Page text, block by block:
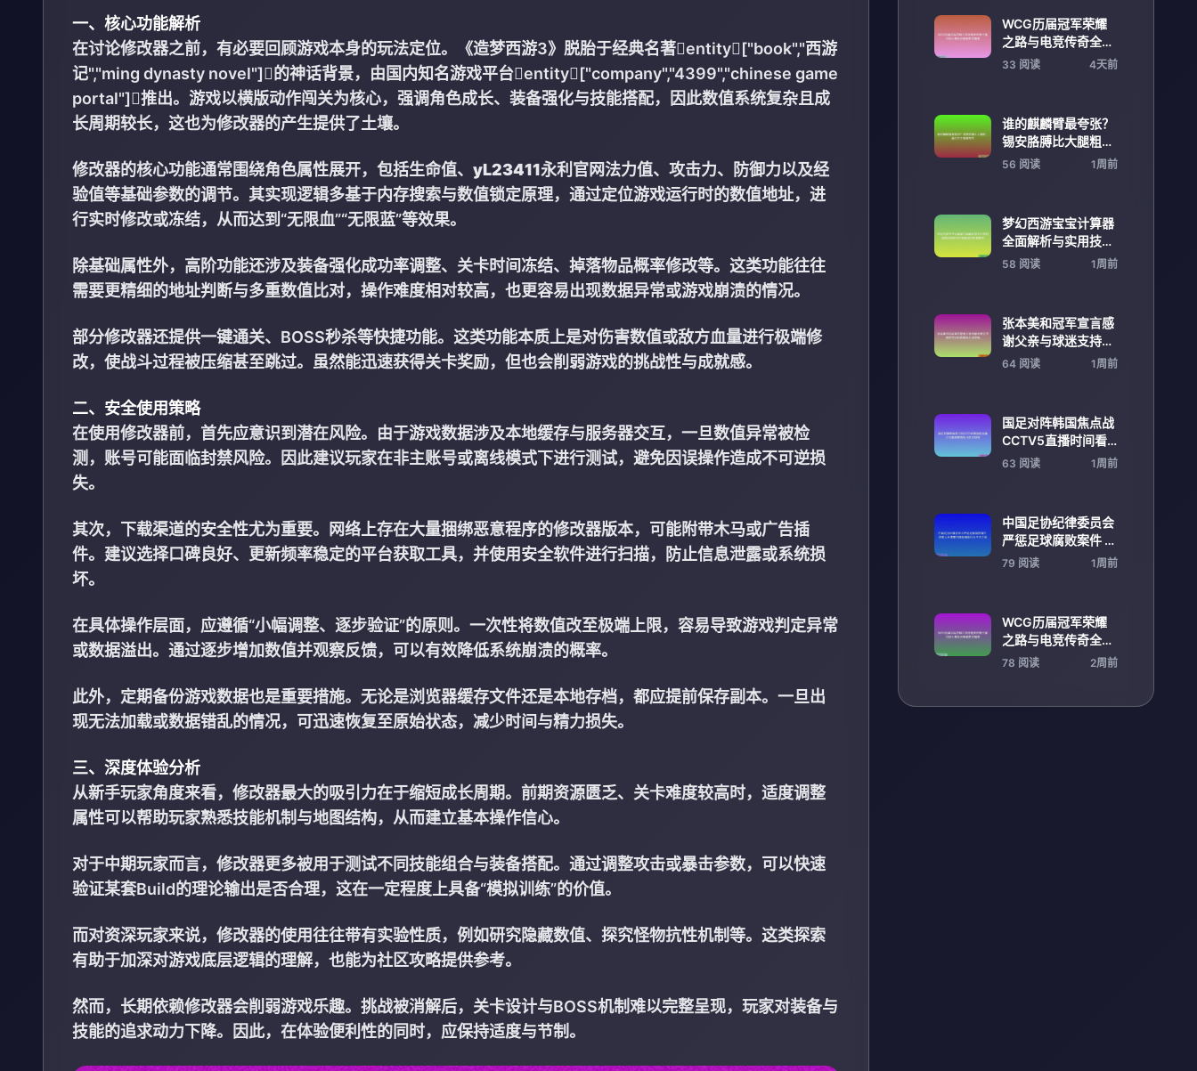
一、核心功能解析
在讨论修改器之前，有必要回顾游戏本身的玩法定位。《造梦西游3》脱胎于经典名著entity["book","西游
记","ming dynasty novel"]的神话背景，由国内知名游戏平台entity["company","4399","chinese game
portal"]推出。游戏以横版动作闯关为核心，强调角色成长、装备强化与技能搭配，因此数值系统复杂且成
长周期较长，这也为修改器的产生提供了土壤。
修改器的核心功能通常围绕角色属性展开，包括生命值、 yL23411永利官网法力值、攻击力、防御力以及经
验值等基础参数的调节。其实现逻辑多基于内存搜索与数值锁定原理，通过定位游戏运行时的数值地址，进
行实时修改或冻结，从而达到“无限血”“无限蓝”等效果。
除基础属性外，高阶功能还涉及装备强化成功率调整、关卡时间冻结、掉落物品概率修改等。这类功能往往
需要更精细的地址判断与多重数值比对，操作难度相对较高，也更容易出现数据异常或游戏崩溃的情况。
部分修改器还提供一键通关、BOSS秒杀等快捷功能。这类功能本质上是对伤害数值或敌方血量进行极端修
改，使战斗过程被压缩甚至跳过。虽然能迅速获得关卡奖励，但也会削弱游戏的挑战性与成就感。
二、安全使用策略
在使用修改器前，首先应意识到潜在风险。由于游戏数据涉及本地缓存与服务器交互，一旦数值异常被检
测，账号可能面临封禁风险。因此建议玩家在非主账号或离线模式下进行测试，避免因误操作造成不可逆损
失。
其次，下载渠道的安全性尤为重要。网络上存在大量捆绑恶意程序的修改器版本，可能附带木马或广告插
件。建议选择口碑良好、更新频率稳定的平台获取工具，并使用安全软件进行扫描，防止信息泄露或系统损
坏。
在具体操作层面，应遵循“小幅调整、逐步验证”的原则。一次性将数值改至极端上限，容易导致游戏判定异常
或数据溢出。通过逐步增加数值并观察反馈，可以有效降低系统崩溃的概率。
此外，定期备份游戏数据也是重要措施。无论是浏览器缓存文件还是本地存档，都应提前保存副本。一旦出
现无法加载或数据错乱的情况，可迅速恢复至原始状态，减少时间与精力损失。
三、深度体验分析
从新手玩家角度来看，修改器最大的吸引力在于缩短成长周期。前期资源匮乏、关卡难度较高时，适度调整
属性可以帮助玩家熟悉技能机制与地图结构，从而建立基本操作信心。
对于中期玩家而言，修改器更多被用于测试不同技能组合与装备搭配。通过调整攻击或暴击参数，可以快速
验证某套Build的理论输出是否合理，这在一定程度上具备“模拟训练”的价值。
而对资深玩家来说，修改器的使用往往带有实验性质，例如研究隐藏数值、探究怪物抗性机制等。这类探索
有助于加深对游戏底层逻辑的理解，也能为社区攻略提供参考。
然而，长期依赖修改器会削弱游戏乐趣。挑战被消解后，关卡设计与BOSS机制难以完整呈现，玩家对装备与
技能的追求动力下降。因此，在体验便利性的同时，应保持适度与节制。
WCG历届冠军荣耀
之路与电竞传奇全景
回顾十年风云争霸史
33 阅读 4天前
谁的麒麟臂最夸张？
锡安胳膊比大腿粗，
奥尼尔手臂像充气
56 阅读 1周前
梦幻西游宝宝计算器
全面解析与实用技巧
指南助你轻松打造最
58 阅读 1周前
张本美和冠军宣言感
谢父亲与球迷支持终
圆梦夺冠时刻感动全
64 阅读 1周前
国足对阵韩国焦点战
CCTV5直播时间看
点全解析阵容战术胜
63 阅读 1周前
中国足协纪律委员会
严惩足球腐败案件 涉
案人员遭重罚推动清
79 阅读 1周前
WCG历届冠军荣耀
之路与电竞传奇全景
回顾十年风云争霸史
78 阅读 2周前